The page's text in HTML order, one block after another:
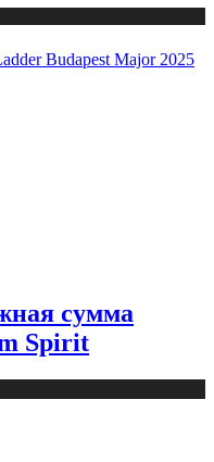
Budapest Major 2025
сумма
Spirit